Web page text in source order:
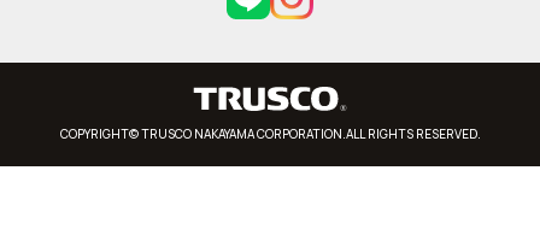
COPYRIGHT© TRUSCO NAKAYAMA CORPORATION.ALL RIGHTS RESERVED.